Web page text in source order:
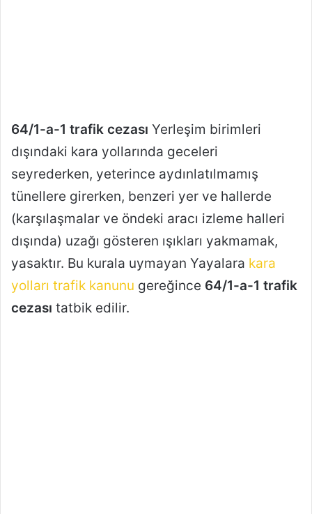
64/1-a-1 trafik cezası Yerleşim birimleri
dışındaki kara yollarında geceleri
seyrederken, yeterince aydınlatılmamış
tünellere girerken, benzeri yer ve hallerde
(karşılaşmalar ve öndeki aracı izleme halleri
dışında) uzağı gösteren ışıkları yakmamak,
yasaktır. Bu kurala uymayan Yayalara kara
yolları trafik kanunu gereğince 64/1-a-1 trafik
cezası tatbik edilir.